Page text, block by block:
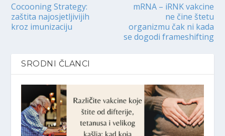
Cocooning Strategy:
zaštita najosjetljivijih
kroz imunizaciju
mRNA – iRNK vakcine
ne čine štetu
organizmu čak ni kada
se dogodi frameshifting
SRODNI ČLANCI